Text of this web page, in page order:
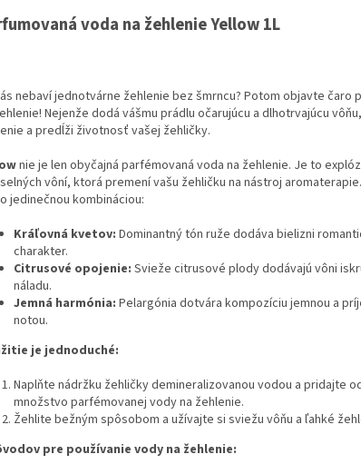
voda na žehlenie Yellow 1L
nebaví jednotvárne žehlenie bez šmrncu? Potom objavte čaro
Nejenže dodá vášmu prádlu očarujúcu a dlhotrvajúcu vôňu,
a predĺži životnosť vašej žehličky.
nie je len obyčajná parfémovaná voda na žehlenie. Je to
vôní, ktorá premení vašu žehličku na nástroj aromaterapie.
jedinečnou kombináciou:
Kráľovná kvetov: Dominantný tón ruže dodáva bielizni
charakter.
Citrusové opojenie: Svieže citrusové plody dodávajú vôni
náladu.
Jemná harmónia: Pelargónia dotvára kompozíciu jemnou a
notou.
je jednoduché:
Naplňte nádržku žehličky demineralizovanou vodou a pridajte
množstvo parfémovanej vody na žehlenie.
Žehlite bežným spôsobom a užívajte si sviežu vôňu a ľahké
pre používanie vody na žehlenie: